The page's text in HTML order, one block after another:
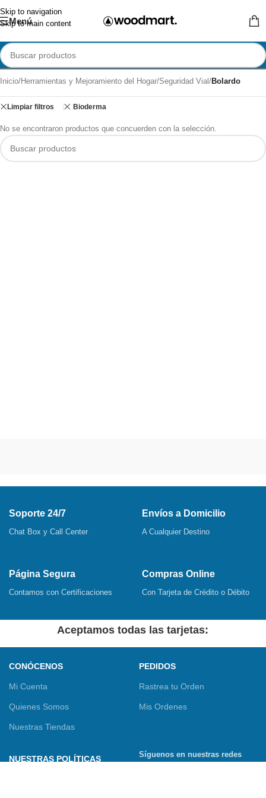
Skip to navigation
Skip to main content
Menú
Inicio/Herramientas y Mejoramiento del Hogar/Seguridad Vial /Bolardo
Limpiar filtros Bioderma
No se encontraron productos que concuerden con la selección.
Soporte 24/7
Chat Box y Call Center
Envíos a Domicilio
A Cualquier Destino
Página Segura
Contamos con Certificaciones
Compras Online
Con Tarjeta de Crédito o Débito
Aceptamos todas las tarjetas:
CONÓCENOS
Mi Cuenta
Quienes Somos
Nuestras Tiendas
PEDIDOS
Rastrea tu Orden
Mis Ordenes
NUESTRAS POLÍTICAS
Síguenos en nuestras redes